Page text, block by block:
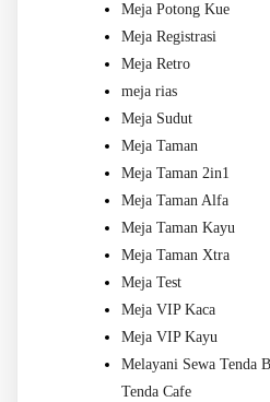
Meja Potong Kue
Meja Registrasi
Meja Retro
meja rias
Meja Sudut
Meja Taman
Meja Taman 2in1
Meja Taman Alfa
Meja Taman Kayu
Meja Taman Xtra
Meja Test
Meja VIP Kaca
Meja VIP Kayu
Melayani Sewa Tenda
Tenda Cafe